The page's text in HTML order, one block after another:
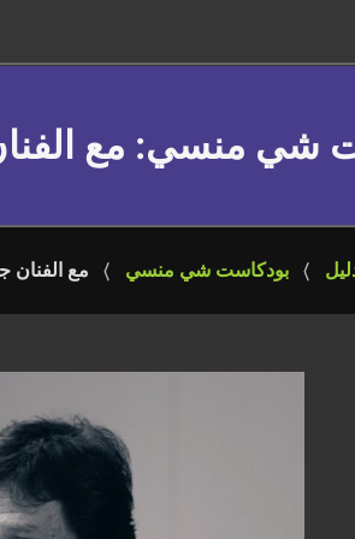
شي منسي: مع
بودكاست شي منسي مع الفنان